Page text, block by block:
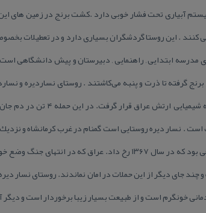
آبیاری تحت فشار خوبی دارد .كشت برنج در زمین های
. این روستا گردشگران بسیاری دارد و در تعطیلات
مدرسه ابتدایی , راهنمایی , دبیرستان و پیش دانشگاهی
بمباران شیمیایی روستای
است . نسار دیره روستایی است گمنام در غرب كرمانشاه و
كه باعث تخلیه چند ماهه روستا شد اتفاقی بود كه در سال ۱۳۶۷
خونگرم است و از طبیعت بسیار زیبا برخوردار است و